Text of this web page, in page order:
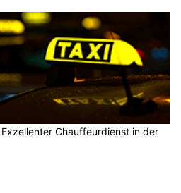
Chauffeurdienst in der